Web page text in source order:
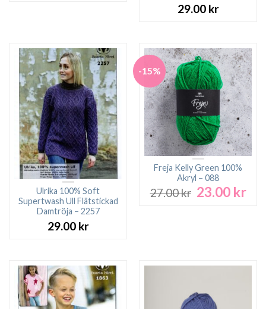
29.00 kr
Ulrika 100% Soft
Supertwash Ull Flätstickad
Damtröja – 2257
29.00 kr
-15%
Freja Kelly Green 100%
Akryl – 088
27.00kr Det
23.00 krDet